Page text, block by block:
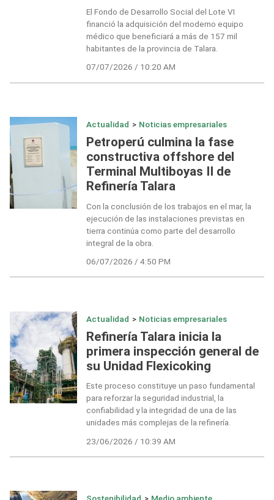
El Fondo de Desarrollo Social del Lote VI
financió la adquisición del moderno equipo
médico que beneficiará a más de 157 mil
habitantes de la provincia de Talara.
07/07/2026 / 10:20 AM
Actualidad > Noticias empresariales
Petroperú culmina la fase
constructiva offshore del
Terminal Multiboyas II de
Refinería Talara
Con la conclusión de los trabajos en el mar, la
ejecución de las instalaciones previstas en
tierra continúa como parte del desarrollo
integral de la obra.
06/07/2026 / 4:50 PM
Actualidad > Noticias empresariales
Refinería Talara inicia la
primera inspección general de
su Unidad Flexicoking
Este proceso constituye un paso fundamental
para reforzar la seguridad industrial, la
confiabilidad y la integridad de una de las
unidades más complejas de la refinería.
23/06/2026 / 10:39 AM